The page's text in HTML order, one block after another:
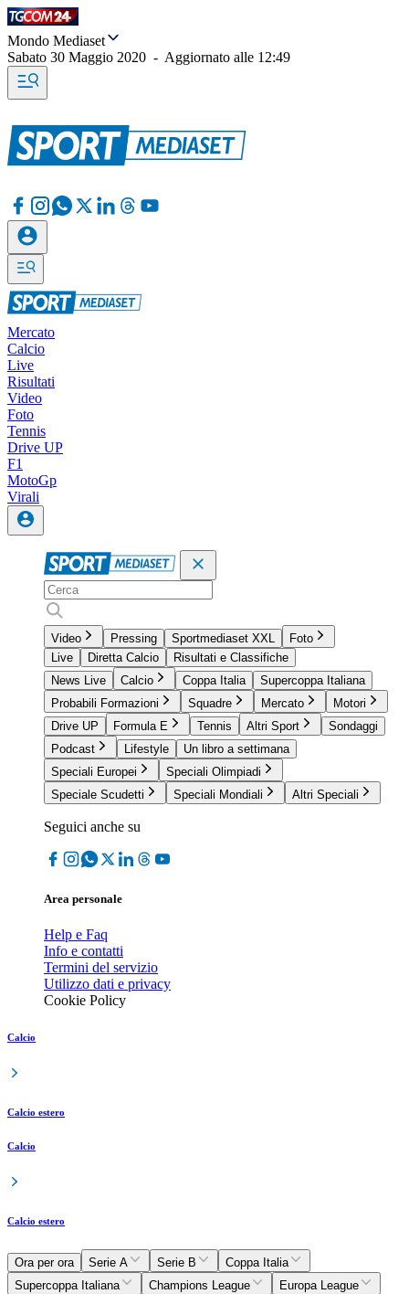
Mondo Mediaset
Sabato 30 Maggio 2020 - Aggiornato alle 12:49
Mercato
Calcio
Live
Risultati
Video
Foto
Tennis
Drive UP
F1
MotoGp
Virali
Video Pressing Sportmediaset XXL
Foto
Live
Diretta Calcio
Risultati e Classifiche
News Live
Calcio Coppa Italia
Supercoppa Italiana
Probabili Formazioni
Squadre Mercato
Motori
Drive UP
Formula E Tennis Altri Sport
Sondaggi
Podcast
Lifestyle
Un libro a settimana
Speciali Europei
Speciali Olimpiadi
Speciale Scudetti
Speciali Mondiali Altri Speciali
Seguici anche su
Area personale
Help e Faq
Info e contatti
Termini del servizio
Utilizzo dati e privacy
Cookie Policy
Calcio
Calcio estero
Calcio
Calcio estero
Ora per ora Serie A Serie B
Coppa Italia
Supercoppa Italiana
Champions League
Europa League